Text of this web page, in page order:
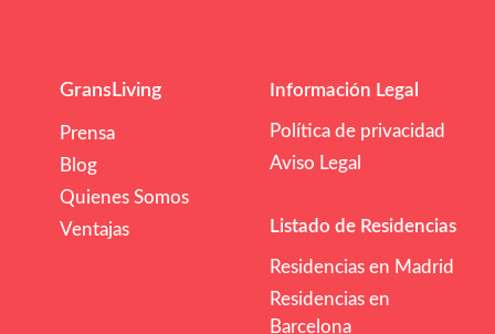
GransLiving
Prensa
Blog
Quienes Somos
Ventajas
Información Legal
Política de privacidad
Aviso Legal
Listado de Residencias
Residencias en Madrid
Residencias en
Barcelona